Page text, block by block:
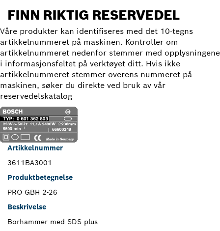
FINN RIKTIG RESERVEDEL
Våre produkter kan identifiseres med det 10-tegns
artikkelnummeret på maskinen. Kontroller om
artikkelnummeret nedenfor stemmer med opplysningene
i informasjonsfeltet på verktøyet ditt. Hvis ikke
artikkelnummeret stemmer overens nummeret på
maskinen, søker du direkte ved bruk av vår
reservedelskatalog
Artikkelnummer
3611BA3001
Produktbetegnelse
PRO GBH 2-26
Beskrivelse
Borhammer med SDS plus